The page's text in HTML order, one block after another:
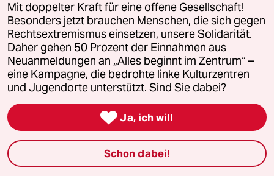
Mit doppelter Kraft für eine offene Gesellschaft!
Besonders jetzt brauchen Menschen, die sich gegen
Rechtsextremismus einsetzen, unsere Solidarität.
Daher gehen 50 Prozent der Einnahmen aus
Neuanmeldungen an „Alles beginnt im Zentrum“ –
eine Kampagne, die bedrohte linke Kulturzentren
und Jugendorte unterstützt. Sind Sie dabei?
 Ja, ich will
Schon dabei!